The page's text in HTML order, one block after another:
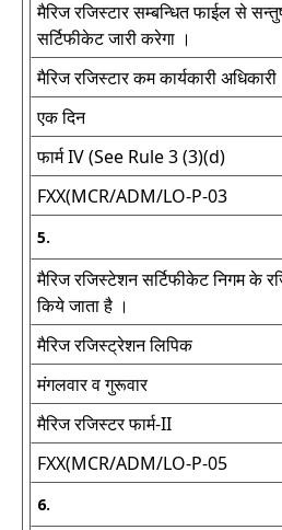
मैरिज रजिस्टार सम्बन्धित फाईल से
सर्टिफीकेट जारी करेगा ।
मैरिज रजिस्टार कम कार्यकारी अधिकारी
एक दिन
फार्म IV (See Rule 3 (3)(d)
FXX(MCR/ADM/LO-P-03
5.
मैरिज रजिस्टेशन सर्टिफीकेट निगम के
किये जाता है ।
मैरिज रजिस्ट्रेशन लिपिक
मंगलवार व गुरूवार
मैरिज रजिस्टर फार्म-II
FXX(MCR/ADM/LO-P-05
6.